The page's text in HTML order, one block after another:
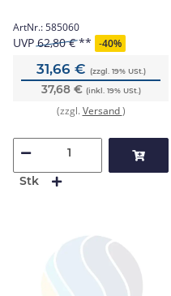
ArtNr.: 585060
UVP62,80 € -40%
31,66 € (zzgl. 19% USt.)
37,68 € (inkl. 19% USt.)
(zzgl.Versand)
Stk